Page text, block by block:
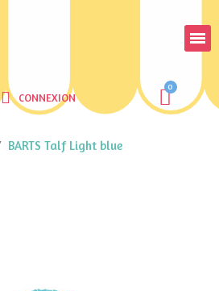
CONNEXION
BARTS Talf Light blue